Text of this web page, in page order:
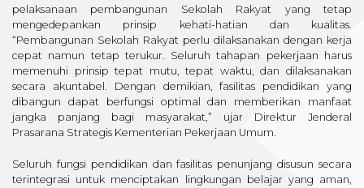
pelaksanaan pembangunan Sekolah Rakyat yang tetap
mengedepankan prinsip kehati-hatian dan kualitas.
“Pembangunan Sekolah Rakyat perlu dilaksanakan dengan kerja
cepat namun tetap terukur. Seluruh tahapan pekerjaan harus
memenuhi prinsip tepat mutu, tepat waktu, dan dilaksanakan
secara akuntabel. Dengan demikian, fasilitas pendidikan yang
dibangun dapat berfungsi optimal dan memberikan manfaat
jangka panjang bagi masyarakat,” ujar Direktur Jenderal
Prasarana Strategis Kementerian Pekerjaan Umum.
Seluruh fungsi pendidikan dan fasilitas penunjang disusun secara
terintegrasi untuk menciptakan lingkungan belajar yang aman,